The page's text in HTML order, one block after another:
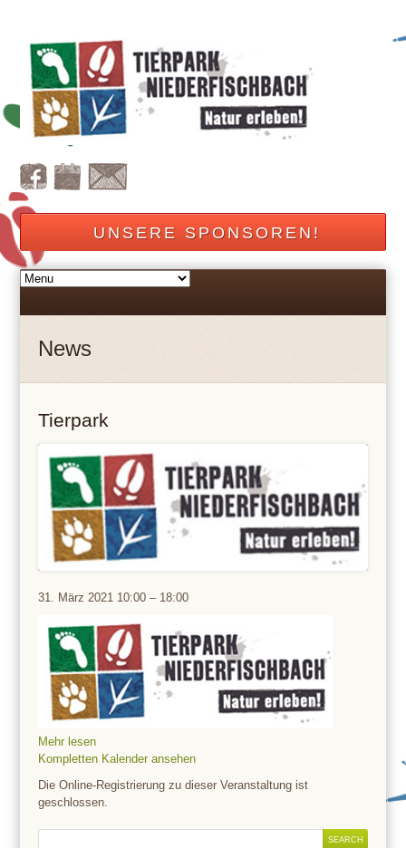
UNSERE SPONSOREN!
News
Tierpark
Tierpark
31. März 2021 10:00 – 18:00
Mehr lesen
Kompletten Kalender ansehen
Die Online-Registrierung zu dieser Veranstaltung ist
geschlossen.